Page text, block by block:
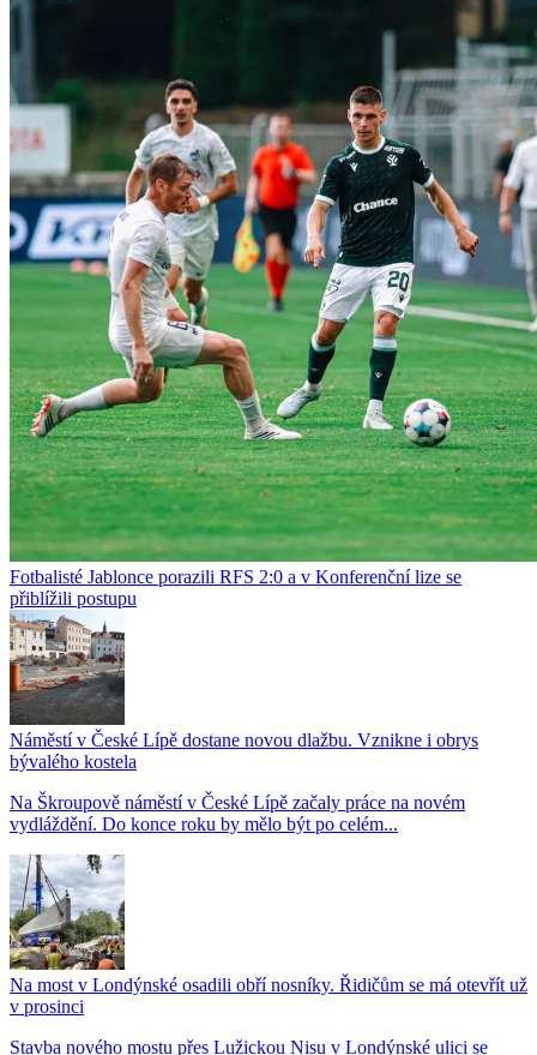
Fotbalisté Jablonce porazili RFS 2:0 a v Konferenční lize se
přiblížili postupu
Náměstí v České Lípě dostane novou dlažbu. Vznikne i obrys
bývalého kostela
Na Škroupově náměstí v České Lípě začaly práce na novém
vydláždění. Do konce roku by mělo být po celém...
Na most v Londýnské osadili obří nosníky. Řidičům se má otevřít už
v prosinci
Stavba nového mostu přes Lužickou Nisu v Londýnské ulici se